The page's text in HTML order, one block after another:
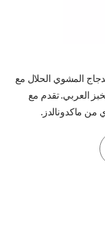
المشوي الحلال مع
العربي. تقدم مع
من ماكدونالدز.